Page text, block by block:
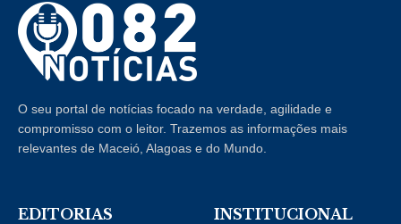
O seu portal de notícias focado na verdade, agilidade e
compromisso com o leitor. Trazemos as informações mais
relevantes de Maceió, Alagoas e do Mundo.
EDITORIAS INSTITUCIONAL